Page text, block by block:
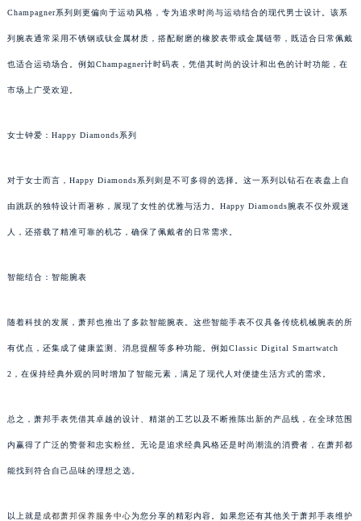
Champagner系列则更偏向于运动风格，专为追求时尚与运动结合的现代男士设计。该系
列腕表通常采用不锈钢或钛金属材质，搭配耐磨的橡胶表带或金属链带，既适合日常佩戴
也适合运动场合。例如Champagner计时码表，凭借其时尚的设计和出色的计时功能，在
市场上广受欢迎。
女士钟爱：Happy Diamonds系列
对于女士而言，Happy Diamonds系列则是不可多得的选择。这一系列以钻石在表盘上自
由跳跃的独特设计而著称，展现了女性的优雅与活力。Happy Diamonds腕表不仅外观迷
人，还搭载了精准可靠的机芯，确保了佩戴者的日常需求。
智能结合：智能腕表
随着科技的发展，萧邦也推出了多款智能腕表。这些智能手表不仅具备传统机械腕表的所
有优点，还集成了健康监测、消息提醒等多种功能。例如Classic Digital Smartwatch
2，在保持经典外观的同时增加了智能元素，满足了现代人对便捷生活方式的需求。
总之，萧邦手表凭借其卓越的设计、精湛的工艺以及不断推陈出新的产品线，在全球范围
内赢得了广泛的赞誉和忠实粉丝。无论是追求经典风格还是时尚潮流的消费者，在萧邦都
能找到符合自己品味的理想之选。
以上就是 成都萧邦保养服务中心为您分享的精彩内容。如果您还有其他关于萧邦手表维护